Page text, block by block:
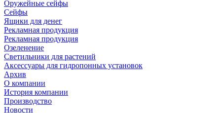
Оружейные сейфы
Сейфы
Ящики для денег
Рекламная продукция
Рекламная продукция
Озеленение
Светильники для растений
Аксессуары для гидропонных установок
Архив
О компании
История компании
Производство
Новости